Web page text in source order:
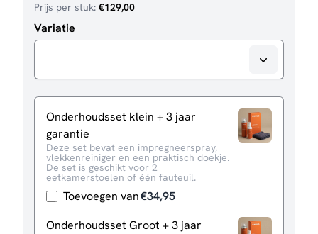
Prijs per stuk: €129,00
Variatie
Onderhoudsset klein + 3 jaar
garantie
Deze set bevat een impregneerspray,
vlekkenreiniger en een praktisch doekje.
De set is geschikt voor 2
eetkamerstoelen of één fauteuil.
Toevoegen van€34,95
Onderhoudsset Groot + 3 jaar